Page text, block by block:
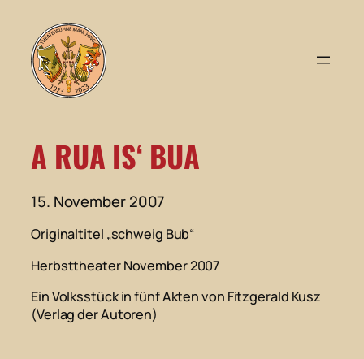
Inhalt
springen
A RUA IS‘ BUA
15. November 2007
Originaltitel „schweig Bub“
Herbsttheater November 2007
Ein Volksstück in fünf Akten von Fitzgerald Kusz
(Verlag der Autoren)